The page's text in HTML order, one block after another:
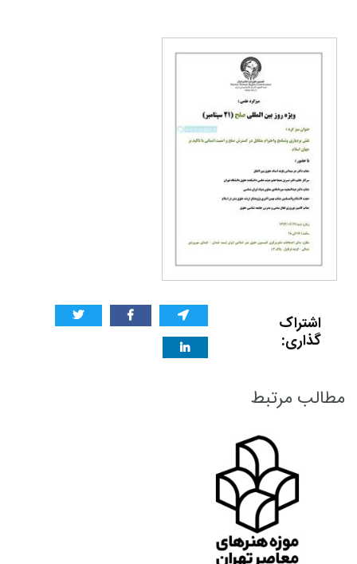
اشتراک
گذاری:
مطالب مرتبط